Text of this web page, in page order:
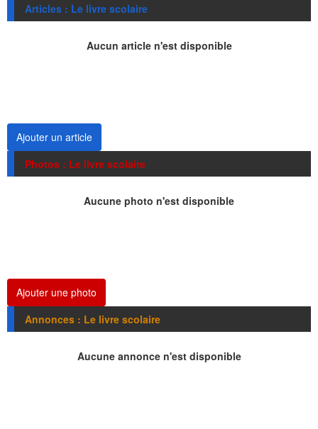
Articles : Le livre scolaire
Aucun article n'est disponible
Ajouter un article
Photos : Le livre scolaire
Aucune photo n'est disponible
Ajouter une photo
Annonces : Le livre scolaire
Aucune annonce n'est disponible